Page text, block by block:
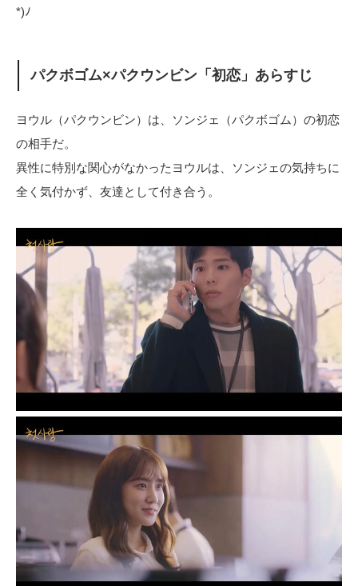
*)ﾉ
パクボゴム×パクウンビン「初恋」あらすじ
ヨウル（パクウンビン）は、ソンジェ（パクボゴム）の初恋
の相手だ。
異性に特別な関心がなかったヨウルは、ソンジェの気持ちに
全く気付かず、友達として付き合う。